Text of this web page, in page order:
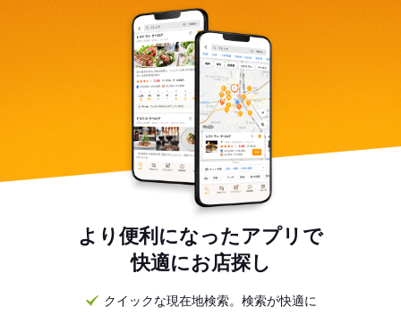
より便利になったアプリで
快適にお店探し
クイックな現在地検索。検索が快適に